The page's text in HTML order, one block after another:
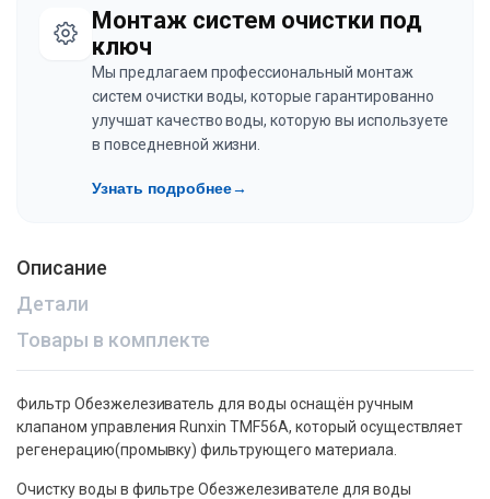
Монтаж систем очистки под
ключ
Мы предлагаем профессиональный монтаж
систем очистки воды, которые гарантированно
улучшат качество воды, которую вы используете
в повседневной жизни.
Узнать подробнее→
Описание
Детали
Товары в комплекте
Фильтр Обезжелезиватель для воды оснащён ручным
клапаном управления Runxin TMF56A, который осуществляет
регенерацию(промывку) фильтрующего материала.
Очистку воды в фильтре Обезжелезивателе для воды